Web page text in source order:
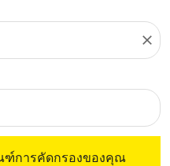
close
ฑ์การคัดกรองของคุณ